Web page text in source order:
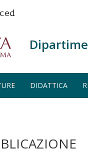
DIDATTICA